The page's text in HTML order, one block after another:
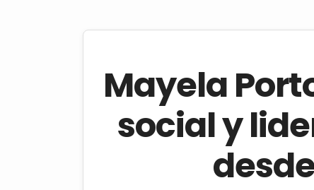
Mayela
social y